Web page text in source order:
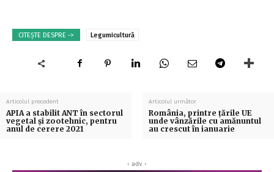
CITEȘTE DESPRE -> Legumicultură
Articolul precedent
APIA a stabilit ANT în sectorul
vegetal și zootehnic, pentru
anul de cerere 2021
Articolul următor
România, printre ţările UE
unde vânzările cu amănuntul
au crescut în ianuarie
‹ adv ›